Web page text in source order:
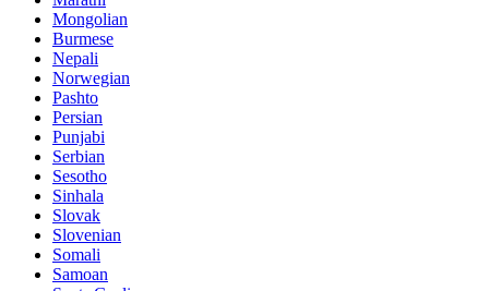
Mongolian
Burmese
Nepali
Norwegian
Pashto
Persian
Punjabi
Serbian
Sesotho
Sinhala
Slovak
Slovenian
Somali
Samoan